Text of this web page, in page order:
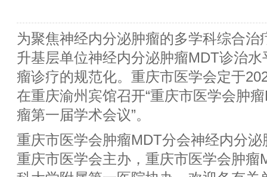
为聚焦神经内分泌肿瘤的多学科综合治
升基层单位神经内分泌肿瘤MDT诊治
瘤诊疗的规范化。重庆市医学会定于
在重庆渝州宾馆召开“重庆市医学会肿
瘤第⼀届学术会议”。
重庆市医学会肿瘤MDT分会神经内分
重庆市医学会主办，重庆市医学会肿瘤